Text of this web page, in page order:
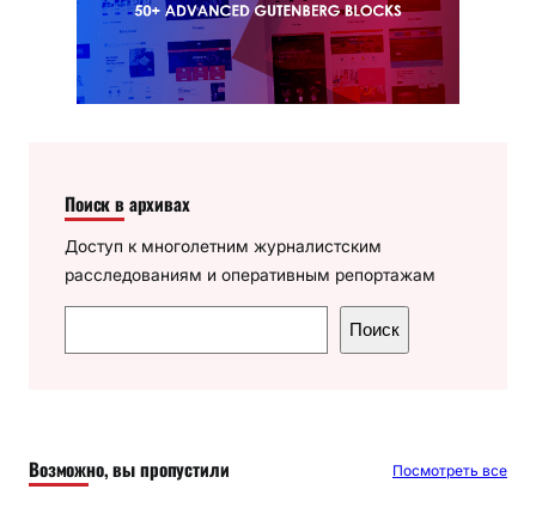
Поиск в архивах
Доступ к многолетним журналистским
расследованиям и оперативным репортажам
о
Поиск
Возможно, вы пропустили Посмотреть все